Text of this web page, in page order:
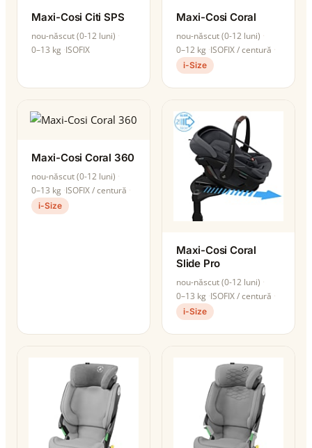
Maxi-Cosi Citi SPS
nou-născut (0-12 luni)
0–13 kg ISOFIX
Maxi-Cosi Coral
nou-născut (0-12 luni)
0–12 kg ISOFIX / centură
i-Size
Maxi-Cosi Coral 360
nou-născut (0-12 luni)
0–13 kg ISOFIX / centură
i-Size
Maxi-Cosi Coral
Slide Pro
nou-născut (0-12 luni)
0–13 kg ISOFIX / centură
i-Size